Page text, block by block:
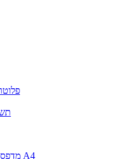
מדפסות לייזר משולבות A4